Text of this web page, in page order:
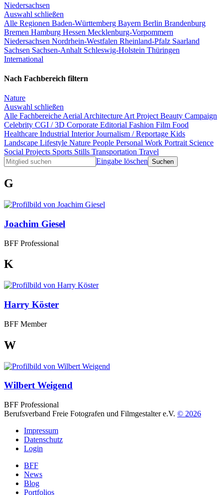
Niedersachsen
Auswahl schließen
Alle Regionen Baden-Württemberg Bayern Berlin Brandenburg
Bremen Hamburg Hessen Mecklenburg-Vorpommern
Niedersachsen Nordrhein-Westfalen Rheinland-Pfalz Saarland
Sachsen Sachsen-Anhalt Schleswig-Holstein Thüringen
International
Nach Fachbereich filtern
Nature
Auswahl schließen
Alle Fachbereiche Aerial Architecture Art Project Beauty Campaign
Celebrity CGI / 3D Corporate Editorial Fashion Film Food
Healthcare Industrial InteriorJournalism / Reportage Kids
Landscape Lifestyle Nature People Personal Work Portrait Science
Social Projects Sports Stills Transportation Travel
Eingabe löschen
G
Joachim Giesel
BFF Professional
K
Harry Köster
BFF Member
W
Wilbert Weigend
BFF Professional
Berufsverband Freie Fotografen und Filmgestalter e.V. © 2026
Impressum
Datenschutz
Login
BFF
News
Blog
Portfolios